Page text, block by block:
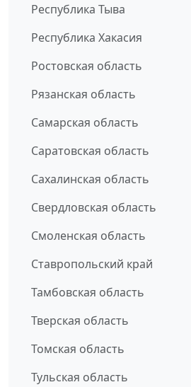
Республика Тыва
Республика Хакасия
Ростовская область
Рязанская область
Самарская область
Саратовская область
Сахалинская область
Свердловская область
Смоленская область
Ставропольский край
Тамбовская область
Тверская область
Томская область
Тульская область